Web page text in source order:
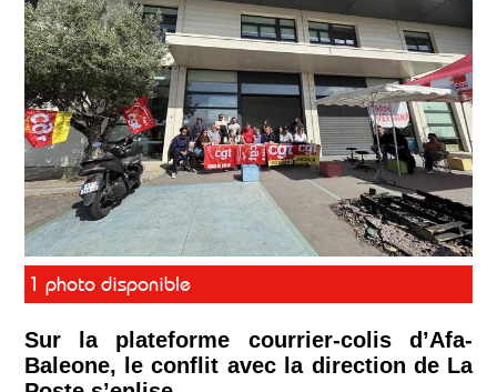
1 photo disponible
Sur la plateforme courrier-colis d’Afa-
Baleone, le conflit avec la direction de La